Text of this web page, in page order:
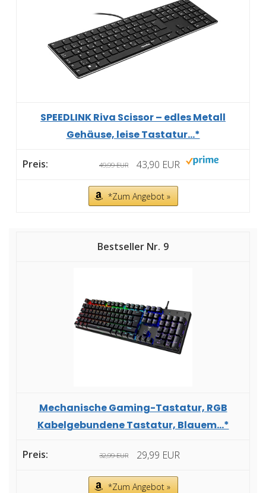
SPEEDLINK Riva Scissor – edles Metall
Gehäuse, leise Tastatur...*
49,99 EUR 43,90 EUR
*Zum Angebot »
9
Mechanische Gaming-Tastatur, RGB
Kabelgebundene Tastatur, Blauem...*
32,99 EUR 29,99 EUR
*Zum Angebot »